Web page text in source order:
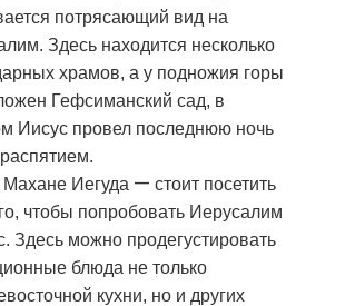
потрясающий вид на
Здесь находится несколько
храмов, а у подножия горы
Гефсиманский сад, в
Иисус провел последнюю ночь
Иегуда — стоит посетить
чтобы попробовать Иерусалим
Здесь можно продегустировать
блюда не только
кухни, но и других